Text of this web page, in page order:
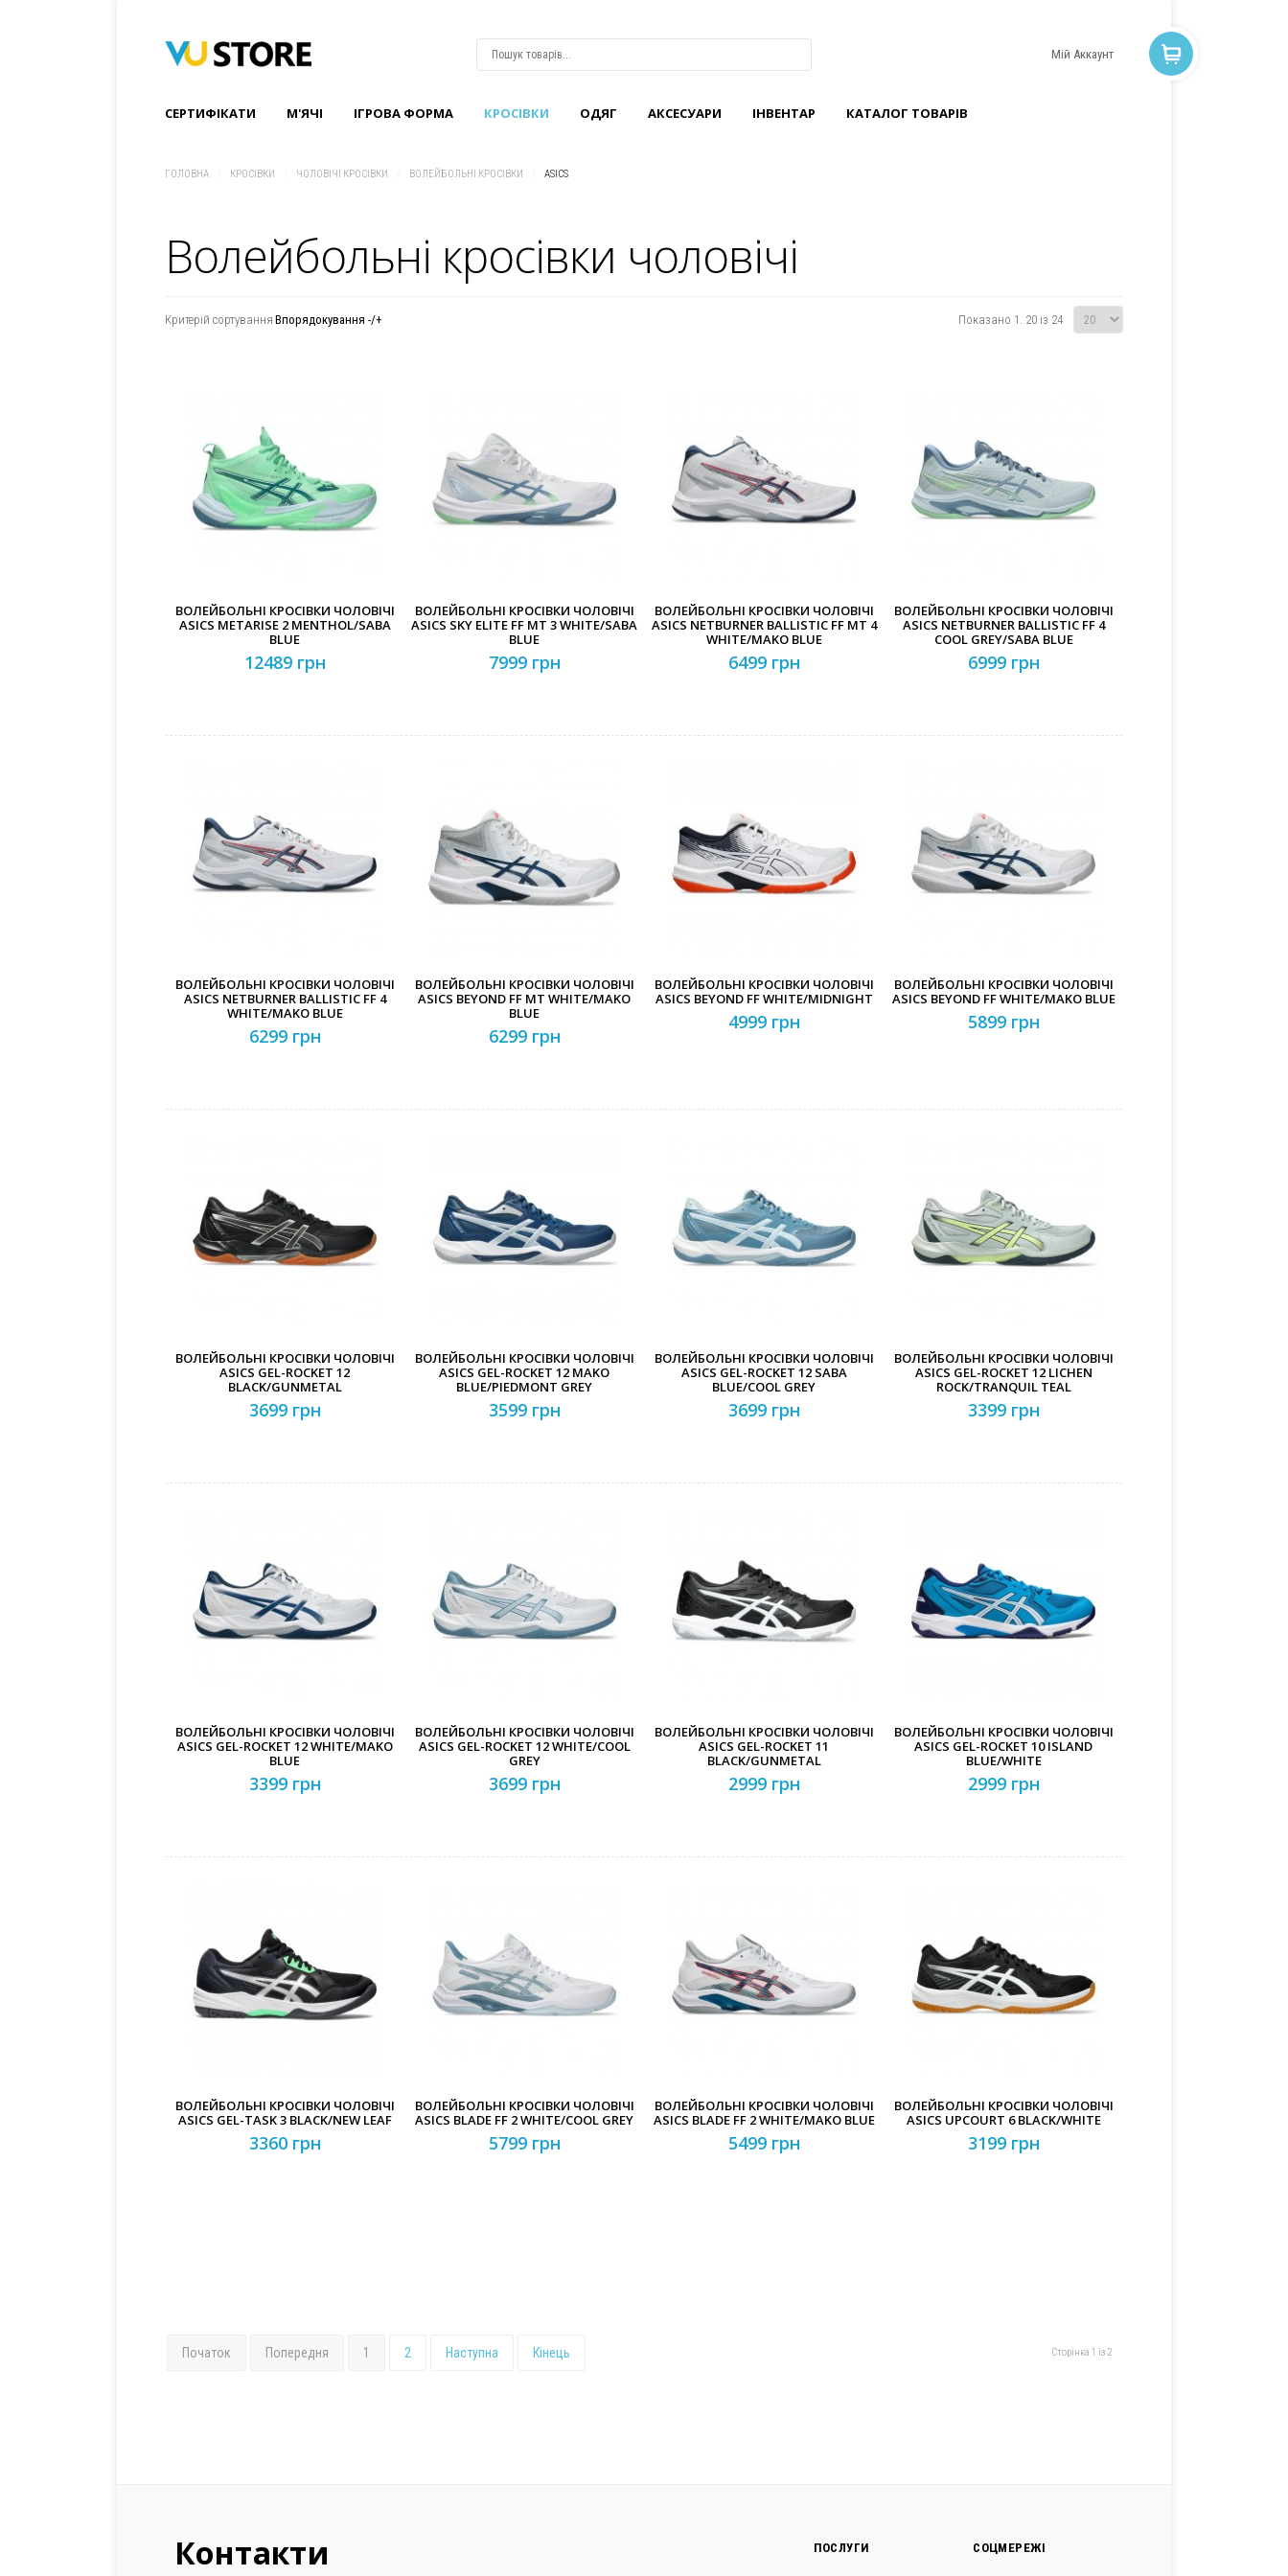
Мій Аккаунт
СЕРТИФІКАТИ M'ЯЧІ ІГРОВА ФОРМА КРОCІВКИ ОДЯГ АКСЕСУАРИ ІНВЕНТАР КАТАЛОГ ТОВАРІВ
ГОЛОВНА КРОCІВКИ ЧОЛОВІЧІ КРОСІВКИ ВОЛЕЙБОЛЬНІ КРОСІВКИ ASICS
Волейбольні кросівки чоловічі
Критерій сортування Впорядокування -/+ Показано 1. 20 із 24
ВОЛЕЙБОЛЬНІ КРОСІВКИ ЧОЛОВІЧІ
ASICS METARISE 2 MENTHOL/SABA
BLUE
12489 грн
ВОЛЕЙБОЛЬНІ КРОСІВКИ ЧОЛОВІЧІ
ASICS SKY ELITE FF MT 3 WHITE/SABA
BLUE
7999 грн
ВОЛЕЙБОЛЬНІ КРОСІВКИ ЧОЛОВІЧІ
ASICS NETBURNER BALLISTIC FF MT 4
WHITE/MAKO BLUE
6499 грн
ВОЛЕЙБОЛЬНІ КРОСІВКИ ЧОЛОВІЧІ
ASICS NETBURNER BALLISTIC FF 4
COOL GREY/SABA BLUE
6999 грн
ВОЛЕЙБОЛЬНІ КРОСІВКИ ЧОЛОВІЧІ
ASICS NETBURNER BALLISTIC FF 4
WHITE/MAKO BLUE
6299 грн
ВОЛЕЙБОЛЬНІ КРОСІВКИ ЧОЛОВІЧІ
ASICS BEYOND FF MT WHITE/MAKO
BLUE
6299 грн
ВОЛЕЙБОЛЬНІ КРОСІВКИ ЧОЛОВІЧІ
ASICS BEYOND FF WHITE/MIDNIGHT
4999 грн
ВОЛЕЙБОЛЬНІ КРОСІВКИ ЧОЛОВІЧІ
ASICS BEYOND FF WHITE/MAKO BLUE
5899 грн
ВОЛЕЙБОЛЬНІ КРОСІВКИ ЧОЛОВІЧІ
ASICS GEL-ROCKET 12
BLACK/GUNMETAL
3699 грн
ВОЛЕЙБОЛЬНІ КРОСІВКИ ЧОЛОВІЧІ
ASICS GEL-ROCKET 12 MAKO
BLUE/PIEDMONT GREY
3599 грн
ВОЛЕЙБОЛЬНІ КРОСІВКИ ЧОЛОВІЧІ
ASICS GEL-ROCKET 12 SABA
BLUE/COOL GREY
3699 грн
ВОЛЕЙБОЛЬНІ КРОСІВКИ ЧОЛОВІЧІ
ASICS GEL-ROCKET 12 LICHEN
ROCK/TRANQUIL TEAL
3399 грн
ВОЛЕЙБОЛЬНІ КРОСІВКИ ЧОЛОВІЧІ
ASICS GEL-ROCKET 12 WHITE/MAKO
BLUE
3399 грн
ВОЛЕЙБОЛЬНІ КРОСІВКИ ЧОЛОВІЧІ
ASICS GEL-ROCKET 12 WHITE/COOL
GREY
3699 грн
ВОЛЕЙБОЛЬНІ КРОСІВКИ ЧОЛОВІЧІ
ASICS GEL-ROCKET 11
BLACK/GUNMETAL
2999 грн
ВОЛЕЙБОЛЬНІ КРОСІВКИ ЧОЛОВІЧІ
ASICS GEL-ROCKET 10 ISLAND
BLUE/WHITE
2999 грн
ВОЛЕЙБОЛЬНІ КРОСІВКИ ЧОЛОВІЧІ
ASICS GEL-TASK 3 BLACK/NEW LEAF
3360 грн
ВОЛЕЙБОЛЬНІ КРОСІВКИ ЧОЛОВІЧІ
ASICS BLADE FF 2 WHITE/COOL GREY
5799 грн
ВОЛЕЙБОЛЬНІ КРОСІВКИ ЧОЛОВІЧІ
ASICS BLADE FF 2 WHITE/MAKO BLUE
5499 грн
ВОЛЕЙБОЛЬНІ КРОСІВКИ ЧОЛОВІЧІ
ASICS UPCOURT 6 BLACK/WHITE
3199 грн
Початок Попередня 1 2 Наступна Кінець Сторінка 1 із 2
Контакти ПОСЛУГИ СОЦМЕРЕЖІ
Пароль
Забули свій пароль? Забули свій логін?